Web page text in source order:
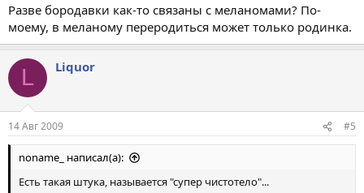
Разве бородавки как-то связаны с меланомами? По-
моему, в меланому переродиться может только родинка.
L Liquor
14 Авг 2009 #5
noname_ написал(а):
Есть такая штука, называется "супер чистотело"...